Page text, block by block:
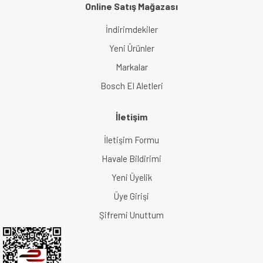
Online Satış Mağazası
İndirimdekiler
Yeni Ürünler
Markalar
Bosch El Aletleri
İletişim
İletişim Formu
Havale Bildirimi
Yeni Üyelik
Üye Girişi
Şifremi Unuttum